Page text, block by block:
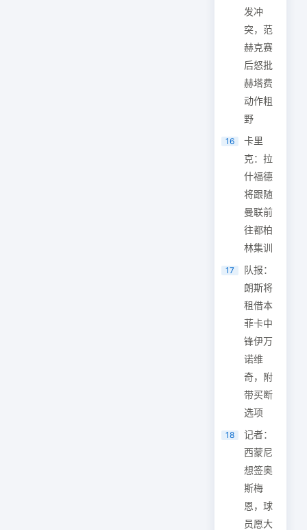
发冲
突，范
赫克赛
后怒批
赫塔费
动作粗
野
16
卡里
克：拉
什福德
将跟随
曼联前
往都柏
林集训
17
队报：
朗斯将
租借本
菲卡中
锋伊万
诺维
奇，附
带买断
选项
18
记者：
西蒙尼
想签奥
斯梅
恩，球
员愿大